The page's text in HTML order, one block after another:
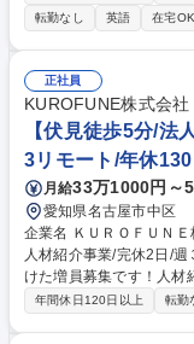
拡大をサポート。提案の
【具体的には】担当サプ
に合わせて提案。見積作
を使用した会議や、新規
本的には在宅・客先での
週1回チームで、月1回
認。裁量は大きいですが、
古屋/海外営業｜英語力
転勤なし
英語 在宅OK
正社員
KUROFUNE株式会社
【伏見徒歩5分/法
3リモート/年休
月給33万1000円～
愛知県名古屋市中区
企業名 ＫＵＲＯＦＵＮＥ株式会社 求人名 【伏見徒
人材紹介事業/完休2日/週３リモート/
けた増員募集です！人材
ト企業の採用課題解決
年間休日120日以上 転勤